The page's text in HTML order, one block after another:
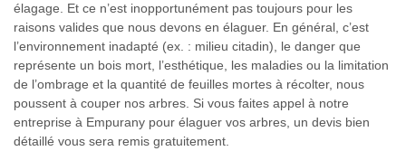
élagage. Et ce n’est inopportunément pas toujours pour les
raisons valides que nous devons en élaguer. En général, c’est
l’environnement inadapté (ex. : milieu citadin), le danger que
représente un bois mort, l’esthétique, les maladies ou la limitation
de l’ombrage et la quantité de feuilles mortes à récolter, nous
poussent à couper nos arbres. Si vous faites appel à notre
entreprise à Empurany pour élaguer vos arbres, un devis bien
détaillé vous sera remis gratuitement.